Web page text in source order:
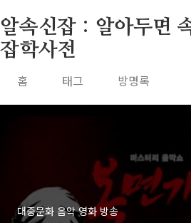
알속신잡 : 알아두면
잡학사전
홈 태그 방명록
대중문화 음악 영화 방송